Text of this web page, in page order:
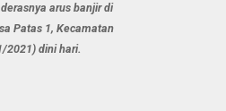
arus banjir di
Patas 1, Kecamatan
2021) dini hari.